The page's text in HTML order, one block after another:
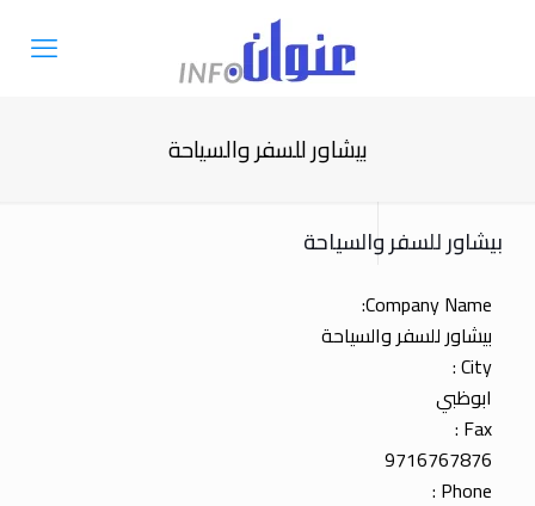
بيشاور للسفر والسياحة
بيشاور للسفر والسياحة
Company Name:
بيشاور للسفر والسياحة
City :
ابوظبي
Fax :
9716767876
Phone :